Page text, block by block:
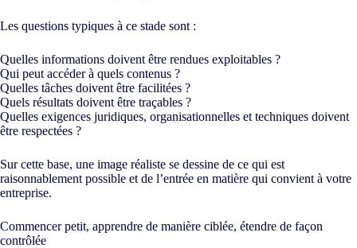
Les questions typiques à ce stade sont :
Quelles informations doivent être rendues exploitables ?
Qui peut accéder à quels contenus ?
Quelles tâches doivent être facilitées ?
Quels résultats doivent être traçables ?
Quelles exigences juridiques, organisationnelles et techniques doivent
être respectées ?
Sur cette base, une image réaliste se dessine de ce qui est
raisonnablement possible et de l’entrée en matière qui convient à votre
entreprise.
Commencer petit, apprendre de manière ciblée, étendre de façon
contrôlée